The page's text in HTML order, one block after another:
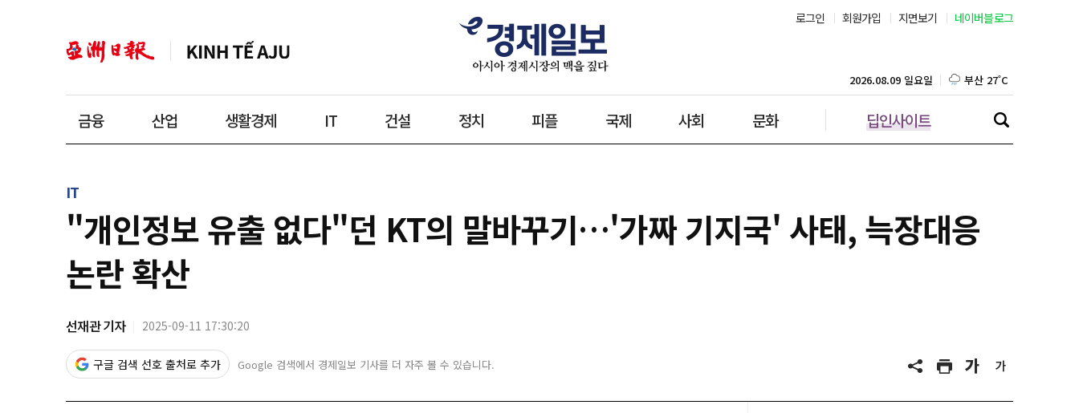
로그인 회원가입 지면보기 네이버블로그
금융 산업 생활경제 IT 건설 정치 피플 국제 사회 문화 딥인사이트
2026.08.09 일요일 대구 26˚C
인천 27˚C
울산 25˚C
IT
"개인정보 유출 없다"던 KT의 말바꾸기…'가짜 기지국' 사태, 늑장대응
논란 확산
선재관 기자 2025-09-11 17:30:20
구글 검색 선호 출처로 추가 Google 검색에서 경제일보 기사를 더 자주 볼 수 있습니다.